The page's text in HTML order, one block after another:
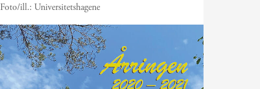
Foto/ill.:Universitetshagene